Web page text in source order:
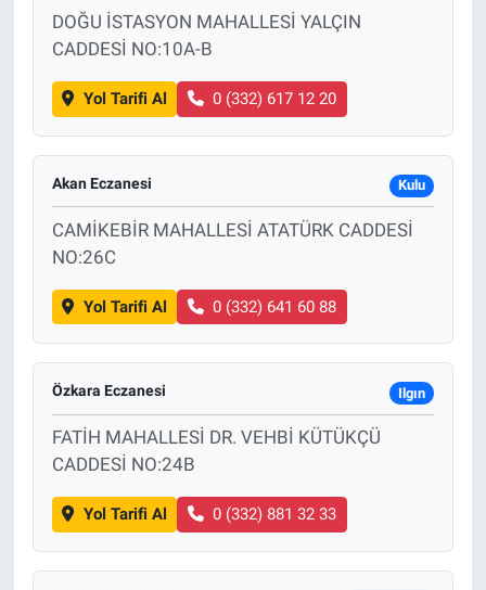
DOĞU İSTASYON MAHALLESİ YALÇIN
CADDESİ NO:10A-B
Yol Tarifi Al 0 (332) 617 12 20
Akan Eczanesi Kulu
CAMİKEBİR MAHALLESİ ATATÜRK CADDESİ
NO:26C
Yol Tarifi Al 0 (332) 641 60 88
Özkara Eczanesi Ilgın
FATİH MAHALLESİ DR. VEHBİ KÜTÜKÇÜ
CADDESİ NO:24B
Yol Tarifi Al 0 (332) 881 32 33